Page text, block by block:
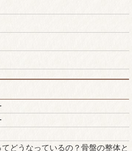
どうなっているの？骨盤の整体と